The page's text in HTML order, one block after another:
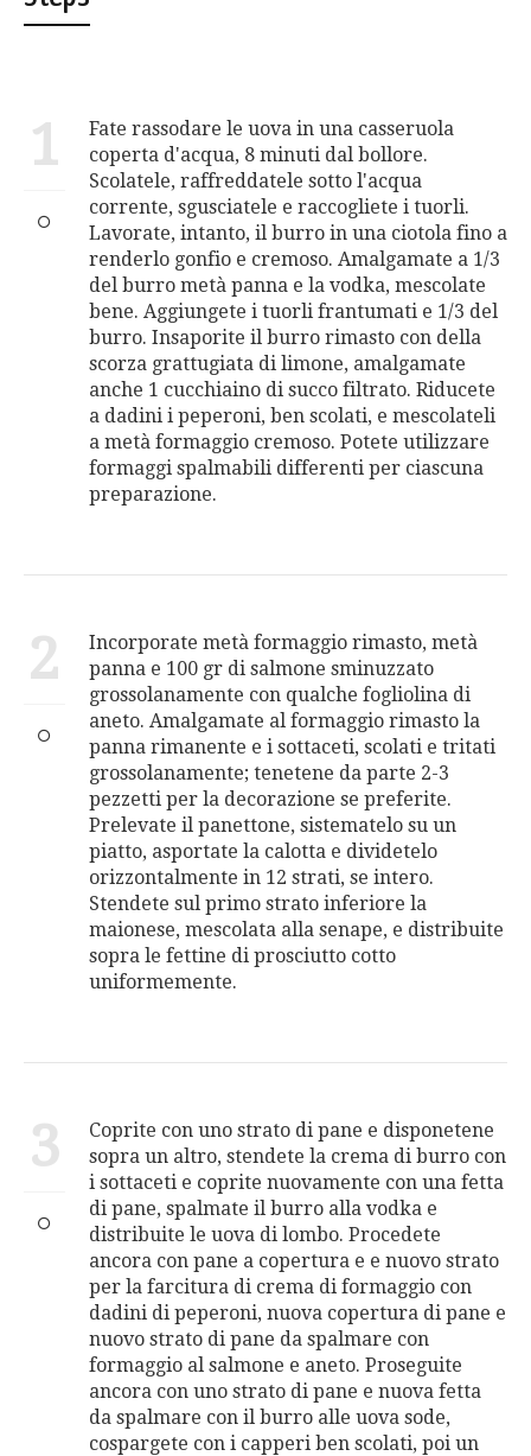
1
Fate rassodare le uova in una casseruola
coperta d'acqua, 8 minuti dal bollore.
Scolatele, raffreddatele sotto l'acqua
corrente, sgusciatele e raccogliete i tuorli.
Lavorate, intanto, il burro in una ciotola fino a
renderlo gonfio e cremoso. Amalgamate a 1/3
del burro metà panna e la vodka, mescolate
bene. Aggiungete i tuorli frantumati e 1/3 del
burro. Insaporite il burro rimasto con della
scorza grattugiata di limone, amalgamate
anche 1 cucchiaino di succo filtrato. Riducete
a dadini i peperoni, ben scolati, e mescolateli
a metà formaggio cremoso. Potete utilizzare
formaggi spalmabili differenti per ciascuna
preparazione.
2
Incorporate metà formaggio rimasto, metà
panna e 100 gr di salmone sminuzzato
grossolanamente con qualche fogliolina di
aneto. Amalgamate al formaggio rimasto la
panna rimanente e i sottaceti, scolati e tritati
grossolanamente; tenetene da parte 2-3
pezzetti per la decorazione se preferite.
Prelevate il panettone, sistematelo su un
piatto, asportate la calotta e dividetelo
orizzontalmente in 12 strati, se intero.
Stendete sul primo strato inferiore la
maionese, mescolata alla senape, e distribuite
sopra le fettine di prosciutto cotto
uniformemente.
3
Coprite con uno strato di pane e disponetene
sopra un altro, stendete la crema di burro con
i sottaceti e coprite nuovamente con una fetta
di pane, spalmate il burro alla vodka e
distribuite le uova di lombo. Procedete
ancora con pane a copertura e e nuovo strato
per la farcitura di crema di formaggio con
dadini di peperoni, nuova copertura di pane e
nuovo strato di pane da spalmare con
formaggio al salmone e aneto. Proseguite
ancora con uno strato di pane e nuova fetta
da spalmare con il burro alle uova sode,
cospargete con i capperi ben scolati, poi un